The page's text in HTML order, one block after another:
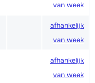
van week
afhankelijk
van week
afhankelijk
van week